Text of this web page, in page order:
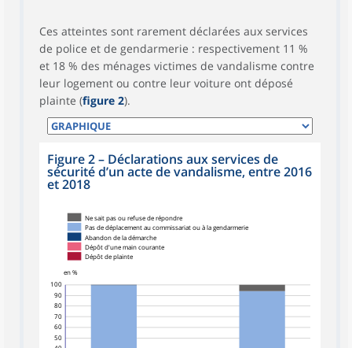
Ces atteintes sont rarement déclarées aux services
de police et de gendarmerie : respectivement 11 %
et 18 % des ménages victimes de vandalisme contre
leur logement ou contre leur voiture ont déposé
plainte (figure 2).
Figure 2 – Déclarations aux services de
sécurité d’un acte de vandalisme, entre 2016
et 2018
50
60
70
80
90
100
en %
Dépôt de plainte
Dépôt d'une main courante
Abandon de la démarche
Pas de déplacement au commissariat ou à la gendarmerie
Ne sait pas ou refuse de répondre